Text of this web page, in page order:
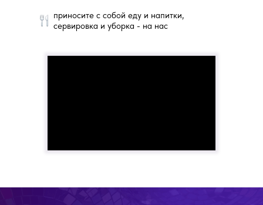
приносите с собой еду и напитки,
сервировка и уборка - на нас